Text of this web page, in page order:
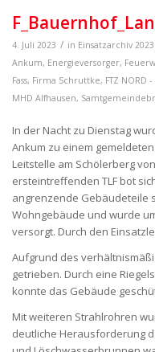
4. Juli 2023 / in Einsatzarchiv 2023
Ankum, Energieversorger,
Fass, Firma Schruttke, FTZ NORD
MHD Alfhausen,
In der Nacht zu Dienstag
Ankum zu einem
Leitstelle am Schölerberg
ersteintreffenden TLF bot
angrenzende Gebäudeteile
Wohngebäude und wurde
versorgt. Durch den
Aufgrund des
getrieben. Durch eine
konnte das Gebäude
Mit weiteren Strahlrohren
deutliche Herausforderung